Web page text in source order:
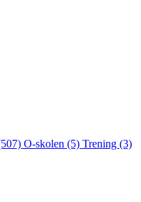
O-skolen (5) Trening (3)